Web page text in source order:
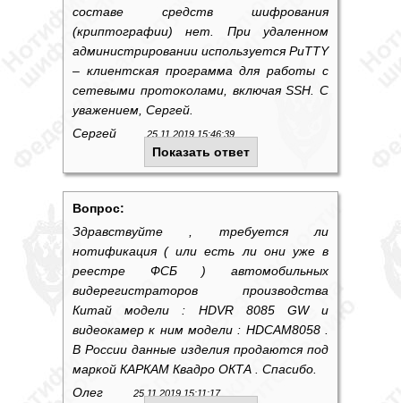
составе средств шифрования
(криптографии) нет. При удаленном
администрировании используется PuTTY
– клиентская программа для работы с
сетевыми протоколами, включая SSH. С
уважением, Сергей.
Сергей
25.11.2019 15:46:39
Показать ответ
Вопрос:
Здравствуйте , требуется ли
нотификация ( или есть ли они уже в
реестре ФСБ ) автомобильных
видерегистраторов производства
Китай модели : HDVR 8085 GW и
видеокамер к ним модели : HDCAM8058 .
В России данные изделия продаются под
маркой КАРКАМ Квадро ОКТА . Спасибо.
Олег
25.11.2019 15:11:17